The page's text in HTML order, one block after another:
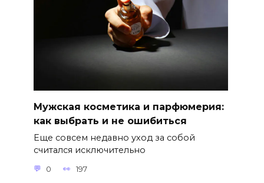
Мужская косметика и парфюмерия:
как выбрать и не ошибиться
Еще совсем недавно уход за собой
считался исключительно
0 197